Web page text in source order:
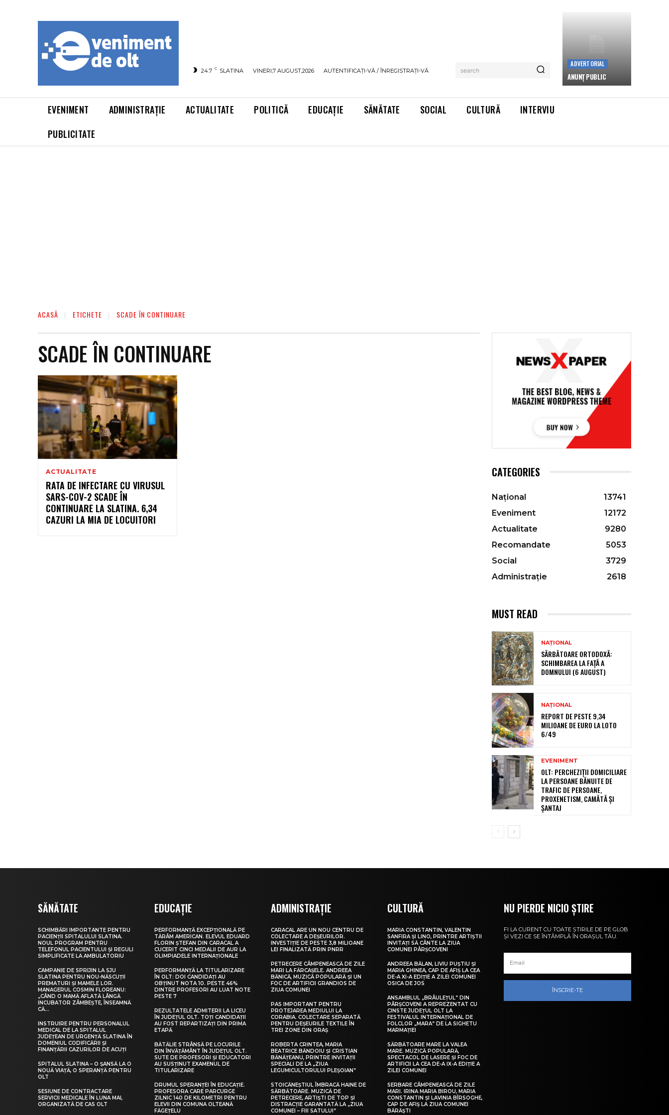
24.7 C SLATINA VINERI,7 AUGUST,2026 AUTENTIFICAȚI-VĂ / ÎNREGISTRAȚI-VĂ search
ADVERTORIAL
ANUNȚ PUBLIC
EVENIMENT ADMINISTRAȚIE ACTUALITATE POLITICĂ EDUCAȚIE SĂNĂTATE SOCIAL CULTURĂ
INTERVIU
PUBLICITATE
ACASĂ ETICHETE SCADE ÎN CONTINUARE
SCADE ÎN CONTINUARE
ACTUALITATE
RATA DE INFECTARE CU VIRUSUL
SARS-COV-2 SCADE ÎN
CONTINUARE LA SLATINA. 6,34
CAZURI LA MIA DE LOCUITORI
CATEGORIES
Național
13741
Eveniment
12172
Actualitate
9280
Recomandate
5053
Social
3729
Administrație
2618
MUST READ
NAȚIONAL
SĂRBĂTOARE ORTODOXĂ:
SCHIMBAREA LA FAȚĂ A
DOMNULUI (6 AUGUST)
NAȚIONAL
REPORT DE PESTE 9,34
MILIOANE DE EURO LA LOTO
6/49
EVENIMENT
OLT: PERCHEZIŢII DOMICILIARE
LA PERSOANE BĂNUITE DE
TRAFIC DE PERSOANE,
PROXENETISM, CAMĂTĂ ŞI
ŞANTAJ
SĂNĂTATE
SCHIMBĂRI IMPORTANTE PENTRU
PACIENȚII SPITALULUI SLATINA.
NOUL PROGRAM PENTRU
TELEFONUL PACIENTULUI ȘI REGULI
SIMPLIFICATE LA AMBULATORIU
CAMPANIE DE SPRIJIN LA SJU
SLATINA PENTRU NOU-NĂSCUȚII
PREMATURI ȘI MAMELE LOR.
MANAGERUL COSMIN FLOREANU:
„CÂND O MAMĂ AFLATĂ LÂNGĂ
INCUBATOR ZÂMBEȘTE, ÎNSEAMNĂ
CĂ...
INSTRUIRE PENTRU PERSONALUL
MEDICAL DE LA SPITALUL
JUDEȚEAN DE URGENȚĂ SLATINA ÎN
DOMENIUL CODIFICĂRII ȘI
FINANȚĂRII CAZURILOR DE ACUȚI
SPITALUL SLATINA – O ȘANSĂ LA O
NOUĂ VIAȚĂ, O SPERANȚĂ PENTRU
OLT
SESIUNE DE CONTRACTARE
SERVICII MEDICALE ÎN LUNA MAI,
ORGANIZATĂ DE CAS OLT
EDUCAȚIE
PERFORMANȚĂ EXCEPȚIONALĂ PE
TĂRÂM AMERICAN. ELEVUL EDUARD
FLORIN ȘTEFAN DIN CARACAL A
CUCERIT CINCI MEDALII DE AUR LA
OLIMPIADELE INTERNAȚIONALE
PERFORMANȚĂ LA TITULARIZARE
ÎN OLT: DOI CANDIDAȚI AU
OBȚINUT NOTA 10. PESTE 46%
DINTRE PROFESORI AU LUAT NOTE
PESTE 7
REZULTATELE ADMITERII LA LICEU
ÎN JUDEȚUL OLT. TOȚI CANDIDAȚII
AU FOST REPARTIZAȚI DIN PRIMA
ETAPĂ
BĂTĂLIE STRÂNSĂ PE LOCURILE
DIN ÎNVĂȚĂMÂNT ÎN JUDEȚUL OLT.
SUTE DE PROFESORI ȘI EDUCATORI
AU SUSȚINUT EXAMENUL DE
TITULARIZARE
DRUMUL SPERANȚEI ÎN EDUCAȚIE.
PROFESORA CARE PARCURGE
ZILNIC 140 DE KILOMETRI PENTRU
ELEVII DIN COMUNA OLTEANĂ
FĂGEȚELU
ADMINISTRAȚIE
CARACAL ARE UN NOU CENTRU DE
COLECTARE A DEȘEURILOR.
INVESTIȚIE DE PESTE 3,8 MILIOANE
LEI FINALIZATĂ PRIN PNRR
PETRECERE CÂMPENEASCĂ DE ZILE
MARI LA FĂRCAȘELE. ANDREEA
BĂNICĂ, MUZICĂ POPULARĂ ȘI UN
FOC DE ARTIFICII GRANDIOS DE
ZIUA COMUNEI
PAS IMPORTANT PENTRU
PROTEJAREA MEDIULUI LA
CORABIA. COLECTARE SEPARATĂ
PENTRU DEȘEURILE TEXTILE ÎN
TREI ZONE DIN ORAȘ
ROBERTA CRINTEA, MARIA
BEATRICE BĂNDOIU ȘI CRISTIAN
BĂNĂȚEANU, PRINTRE INVITAȚII
SPECIALI DE LA „ZIUA
LEGUMICULTORULUI PLEȘOIAN”
STOICĂNEȘTIUL ÎMBRACĂ HAINE DE
SĂRBĂTOARE. MUZICĂ DE
PETRECERE, ARTIȘTI DE TOP ȘI
DISTRACȚIE GARANTATĂ LA „ZIUA
COMUNEI – FIII SATULUI”
CULTURĂ
MARIA CONSTANTIN, VALENTIN
SANFIRA ȘI LINO, PRINTRE ARTIȘTII
INVITAȚI SĂ CÂNTE LA ZIUA
COMUNEI PÂRȘCOVENI
ANDREEA BĂLAN, LIVIU PUȘTIU ȘI
MARIA GHINEA, CAP DE AFIȘ LA CEA
DE-A XI-A EDIȚIE A ZILEI COMUNEI
OSICA DE JOS
ANSAMBLUL „BRÂULEȚUL” DIN
PÂRȘCOVENI A REPREZENTAT CU
CINSTE JUDEȚUL OLT LA
FESTIVALUL INTERNAȚIONAL DE
FOLCLOR „MARA” DE LA SIGHETU
MARMAȚIEI
SĂRBĂTOARE MARE LA VALEA
MARE. MUZICĂ POPULARĂ,
SPECTACOL DE LASERE ȘI FOC DE
ARTIFICII LA CEA DE-A IX-A EDIȚIE A
ZILEI COMUNEI
SERBARE CÂMPENEASCĂ DE ZILE
MARI. IRINA MARIA BIROU, MARIA
CONSTANTIN ȘI LAVINIA BÎRSOGHE,
CAP DE AFIȘ LA ZIUA COMUNEI
BĂRĂȘTI
NU PIERDE NICIO ȘTIRE
FI LA CURENT CU TOATE ȘTIRILE DE PE GLOB
ȘI VEZI CE SE ÎNTÂMPLĂ ÎN ORAȘUL TĂU.
ÎNSCRIE-TE